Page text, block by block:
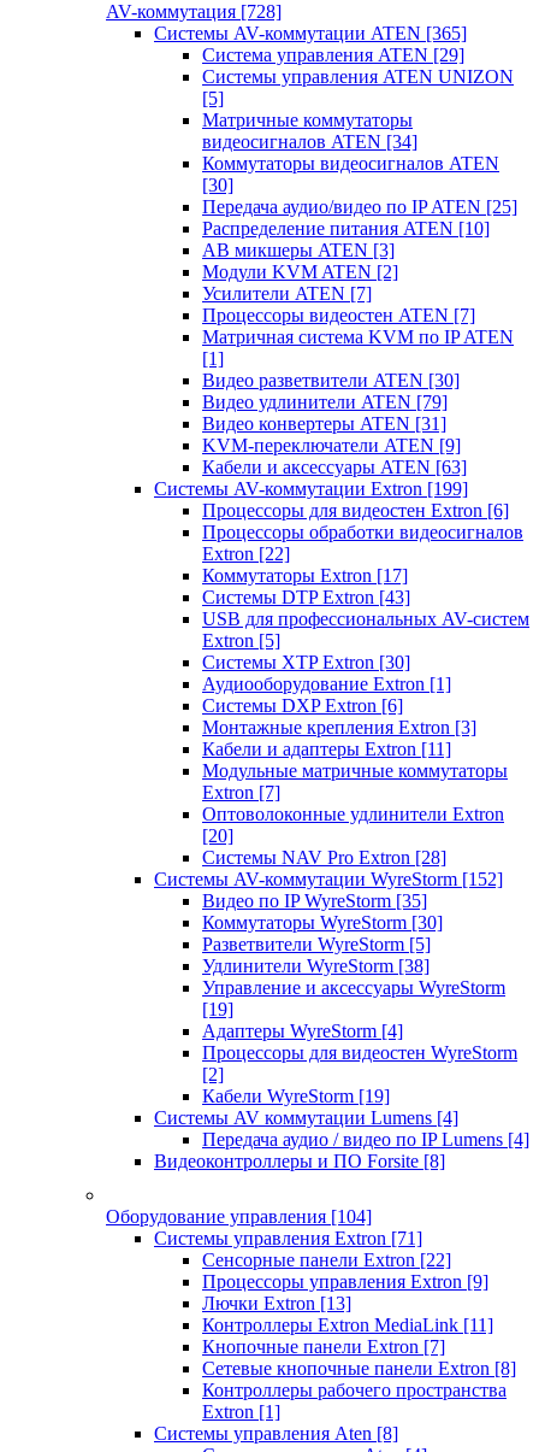
AV-коммутация [728]
Системы AV-коммутации ATEN [365]
Система управления ATEN [29]
Системы управления ATEN UNIZON
[5]
Матричные коммутаторы
видеосигналов ATEN [34]
Коммутаторы видеосигналов ATEN
[30]
Передача аудио/видео по IP ATEN [25]
Распределение питания ATEN [10]
АВ микшеры ATEN [3]
Модули KVM ATEN [2]
Усилители ATEN [7]
Процессоры видеостен ATEN [7]
Матричная система KVM по IP ATEN
[1]
Видео разветвители ATEN [30]
Видео удлинители ATEN [79]
Видео конвертеры ATEN [31]
KVM-переключатели ATEN [9]
Кабели и аксессуары ATEN [63]
Системы AV-коммутации Extron [199]
Процессоры для видеостен Extron [6]
Процессоры обработки видеосигналов
Extron [22]
Коммутаторы Extron [17]
Системы DTP Extron [43]
USB для профессиональных AV-систем
Extron [5]
Системы XTP Extron [30]
Аудиооборудование Extron [1]
Системы DXP Extron [6]
Монтажные крепления Extron [3]
Кабели и адаптеры Extron [11]
Модульные матричные коммутаторы
Extron [7]
Оптоволоконные удлинители Extron
[20]
Системы NAV Pro Extron [28]
Системы AV-коммутации WyreStorm [152]
Видео по IP WyreStorm [35]
Коммутаторы WyreStorm [30]
Разветвители WyreStorm [5]
Удлинители WyreStorm [38]
Управление и аксессуары WyreStorm
[19]
Адаптеры WyreStorm [4]
Процессоры для видеостен WyreStorm
[2]
Кабели WyreStorm [19]
Системы AV коммутации Lumens [4]
Передача аудио / видео по IP Lumens [4]
Видеоконтроллеры и ПО Forsite [8]
Оборудование управления [104]
Системы управления Extron [71]
Сенсорные панели Extron [22]
Процессоры управления Extron [9]
Лючки Extron [13]
Контроллеры Extron MediaLink [11]
Кнопочные панели Extron [7]
Сетевые кнопочные панели Extron [8]
Контроллеры рабочего пространства
Extron [1]
Системы управления Aten [8]